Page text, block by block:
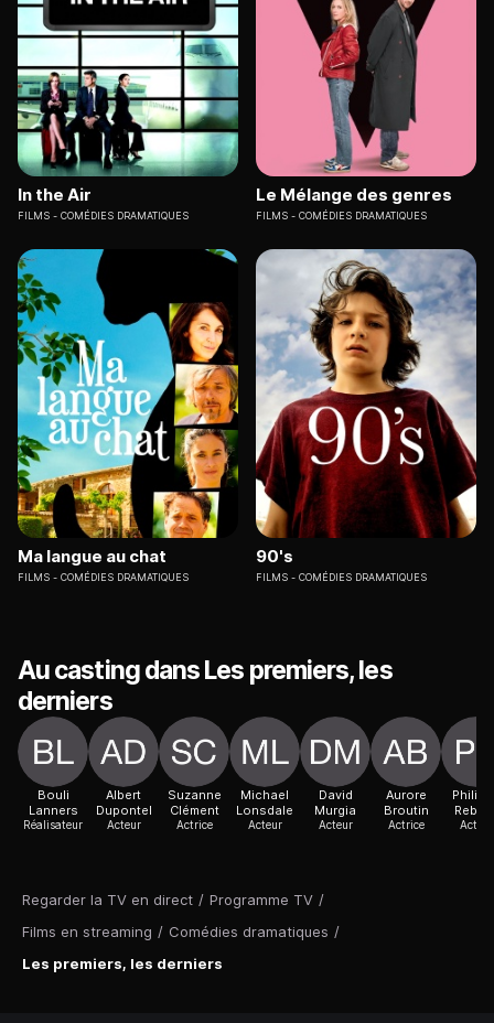
Regarder la TV en direct / Programme TV /
Films en streaming / Comédies dramatiques /
Les premiers, les derniers
In the Air
FILMS COMÉDIES DRAMATIQUES
Le Mélange des genres
FILMS COMÉDIES DRAMATIQUES
Ma langue au chat
FILMS COMÉDIES DRAMATIQUES
90's
FILMS COMÉDIES DRAMATIQUES
Au casting dans Les premiers, les
derniers
Bouli
Lanners
Réalisateur
Albert
Dupontel
Acteur
Suzanne
Clément
Actrice
Michael
Lonsdale
Acteur
David
Murgia
Acteur
Aurore
Broutin
Actrice Acteur